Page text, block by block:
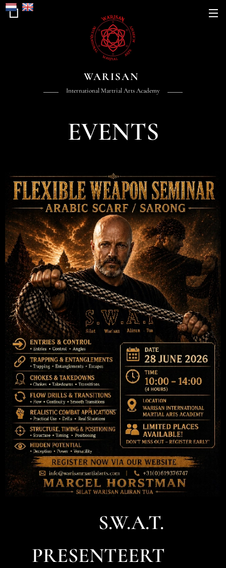
WARISAN
International Martrial Arts Academy
EVENTS
S.W.A.T.
PRESENTEERT ⚔️